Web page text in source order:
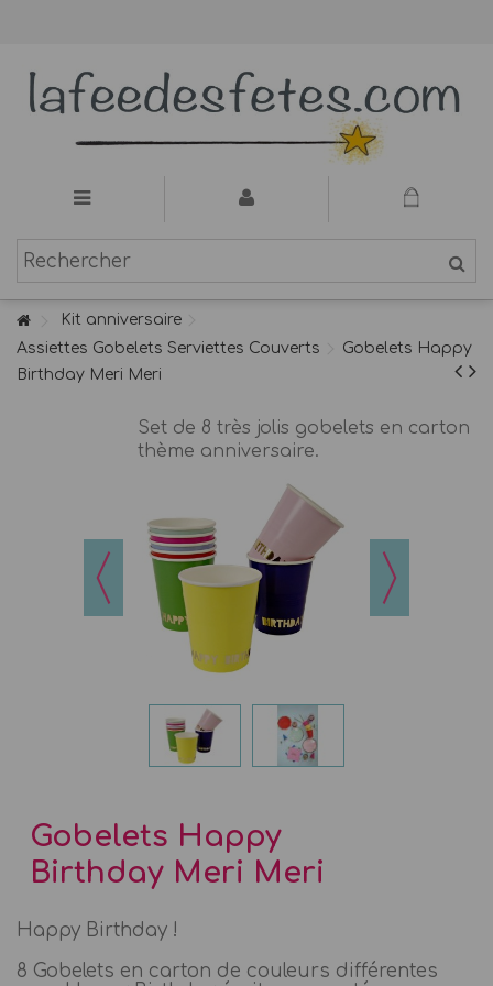
Kit anniversaire
Assiettes Gobelets Serviettes Couverts
Gobelets Happy
Birthday Meri Meri
Set de 8 très jolis gobelets en carton
thème anniversaire.
Gobelets Happy
Birthday Meri Meri
Happy Birthday !
8 Gobelets en carton de couleurs différentes